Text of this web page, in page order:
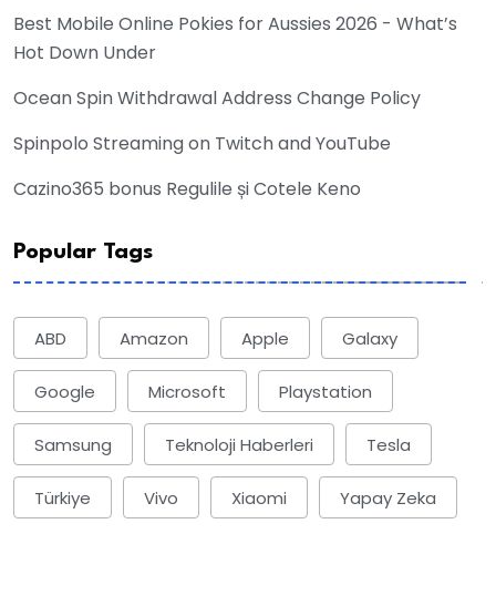
Best Mobile Online Pokies for Aussies 2026 - What’s
Hot Down Under
Ocean Spin Withdrawal Address Change Policy
Spinpolo Streaming on Twitch and YouTube
Cazino365 bonus Regulile și Cotele Keno
Popular Tags
ABD Amazon Apple Galaxy
Google Microsoft Playstation
Samsung Teknoloji Haberleri Tesla
Türkiye Vivo Xiaomi Yapay Zeka